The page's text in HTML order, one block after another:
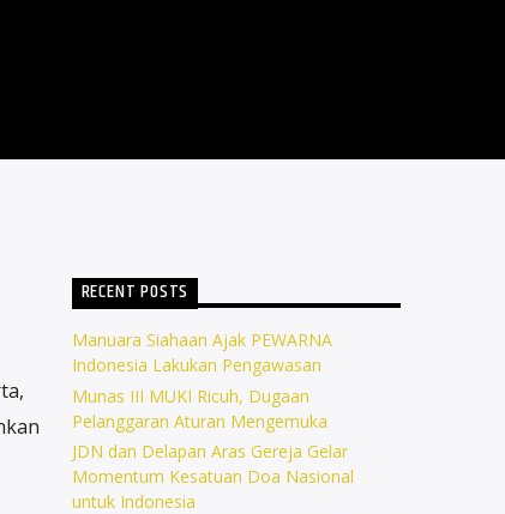
RECENT POSTS
Manuara Siahaan Ajak PEWARNA
Indonesia Lakukan Pengawasan
Munas III MUKI Ricuh, Dugaan
Pelanggaran Aturan Mengemuka
JDN dan Delapan Aras Gereja Gelar
Momentum Kesatuan Doa Nasional
untuk Indonesia